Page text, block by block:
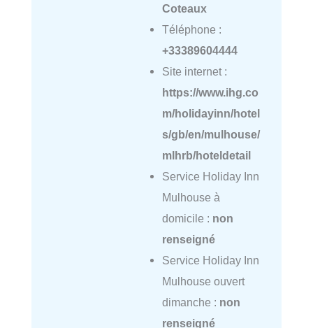
Coteaux
Téléphone :
+33389604444
Site internet :
https://www.ihg.co
m/holidayinn/hotel
s/gb/en/mulhouse/
mlhrb/hoteldetail
Service Holiday Inn
Mulhouse à
domicile : non
renseigné
Service Holiday Inn
Mulhouse ouvert
dimanche : non
renseigné